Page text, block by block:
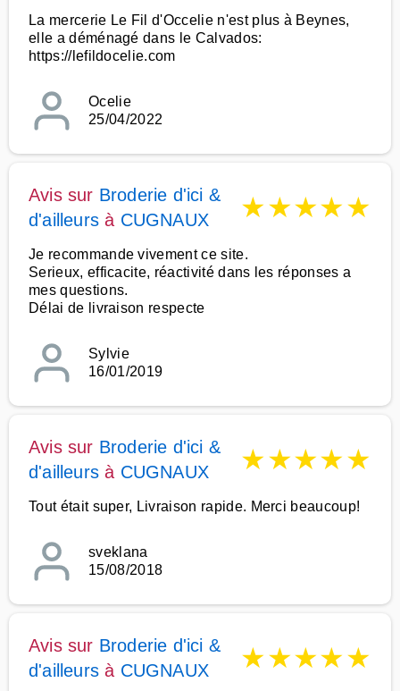
La mercerie Le Fil d'Occelie n'est plus à Beynes,
elle a déménagé dans le Calvados:
https://lefildocelie.com
Ocelie
25/04/2022
Avis sur Broderie d'ici &
d'ailleurs à CUGNAUX ★★★★★
Je recommande vivement ce site.
Serieux, efficacite, réactivité dans les réponses a
mes questions.
Délai de livraison respecte
Sylvie
16/01/2019
Avis sur Broderie d'ici &
d'ailleurs à CUGNAUX ★★★★★
Tout était super, Livraison rapide. Merci beaucoup!
sveklana
15/08/2018
Avis sur Broderie d'ici &
d'ailleurs à CUGNAUX ★★★★★